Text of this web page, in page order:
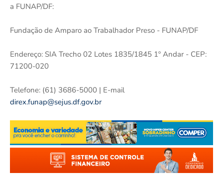
a FUNAP/DF:
Fundação de Amparo ao Trabalhador Preso - FUNAP/DF
Endereço: SIA Trecho 02 Lotes 1835/1845 1º Andar - CEP:
71200-020
Telefone: (61) 3686-5000 | E-mail
direx.funap@sejus.df.gov.br